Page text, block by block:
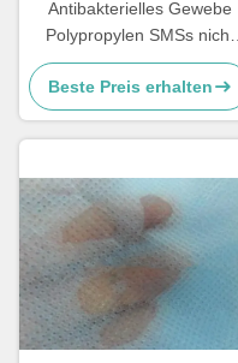
Antibakterielles Gewebe
Polypropylen SMSs nicht
weich und Breathable
Beste Preis erhalten